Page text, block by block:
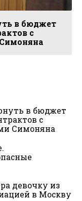
в бюджет
с
в бюджет
с
Симоняна
девочку из
в Москву